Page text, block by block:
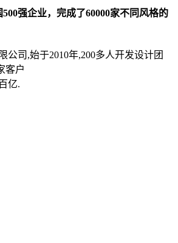
强企业，完成了60000家不同风格的
公司,始于2010年,200多人开发设计团
客户
亿.